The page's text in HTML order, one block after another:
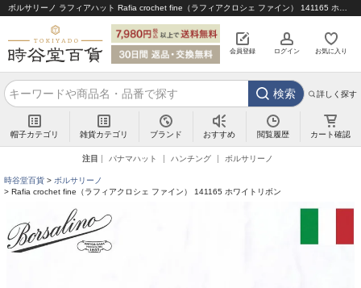
会員登録 ログイン お気に入り
検索 詳しく探す
帽子カテゴリ 雑貨カテゴリ ブランド おすすめ 閲覧履歴 カート確認
注目 パナマハット ハンチング ボルサリーノ
時谷堂百貨
ボルサリーノ
Rafia crochet fine（ラフィアクロシェ ファイン） 141165 ホワイトリボン